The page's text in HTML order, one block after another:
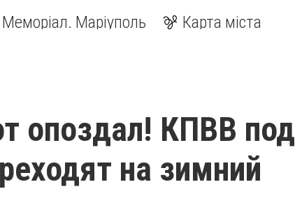
Меморіал. Маріуполь Карта міста
опоздал! КПВВ под
на зимний